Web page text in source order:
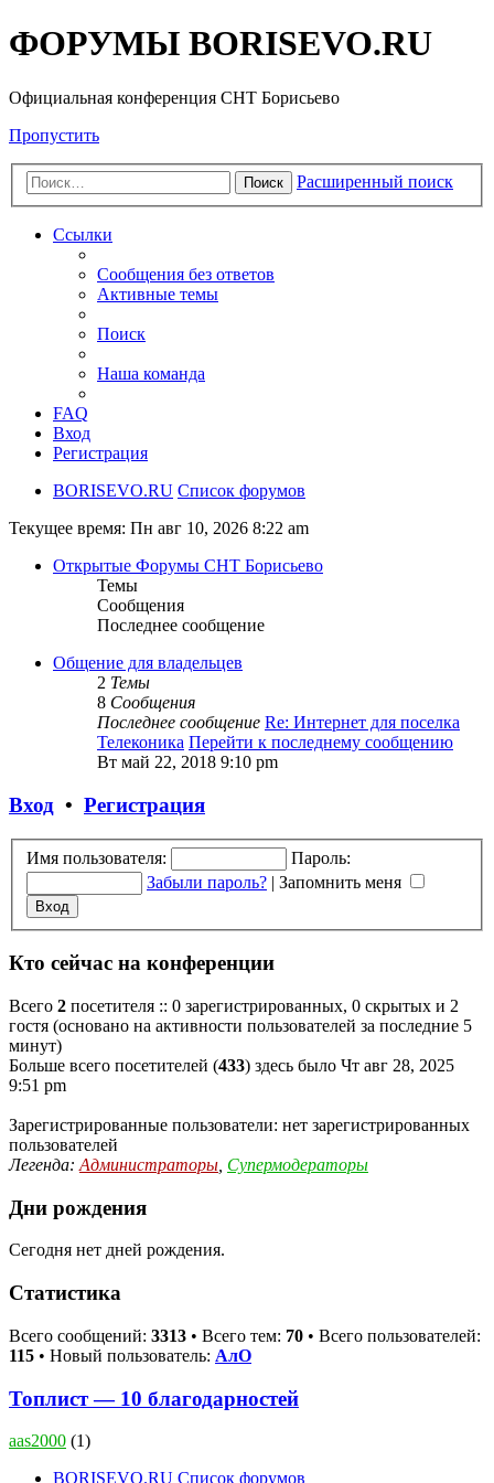
ФОРУМЫ BORISEVO.RU
Официальная конференция СНТ Борисьево
Пропустить
Поиск Расширенный поиск
Ссылки
Сообщения без ответов
Активные темы
Поиск
Наша команда
FAQ
Вход
Регистрация
BORISEVO.RU Список форумов
Текущее время: Пн авг 10, 2026 8:22 am
Открытые Форумы СНТ Борисьево
Темы
Сообщения
Последнее сообщение
Общение для владельцев
2 Темы
8 Сообщения
Последнее сообщение Re: Интернет для поселка
Телеконика Перейти к последнему сообщению
Вт май 22, 2018 9:10 pm
Вход • Регистрация
Имя пользователя:
Пароль:
Забыли пароль? | Запомнить меня
Кто сейчас на конференции
Всего 2 посетителя :: 0 зарегистрированных, 0 скрытых и 2
гостя (основано на активности пользователей за последние 5
минут)
Больше всего посетителей (433) здесь было Чт авг 28, 2025
9:51 pm
Зарегистрированные пользователи: нет зарегистрированных
пользователей
Легенда: Администраторы Супермодераторы
Дни рождения
Сегодня нет дней рождения.
Статистика
Всего сообщений: 3313 • Всего тем: 70 • Всего пользователей:
115 • Новый пользователь: АлО
Топлист — 10 благодарностей
aas2000 (1)
BORISEVO.RU Список форумов